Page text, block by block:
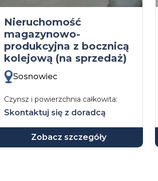
Nieruchomość
magazynowo-
produkcyjna z bocznicą
kolejową (na sprzedaż)
Sosnowiec
Czynsz i powierzchnia całkowita:
Skontaktuj się z doradcą
Zobacz szczegóły